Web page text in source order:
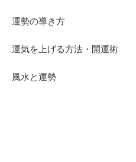
運勢の導き方
運気を上げる方法・開運術
風水と運勢